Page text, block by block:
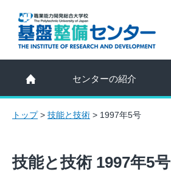
センターの紹介
トップ> 技能と技術 > 1997年5号
技能と技術 1997年5号